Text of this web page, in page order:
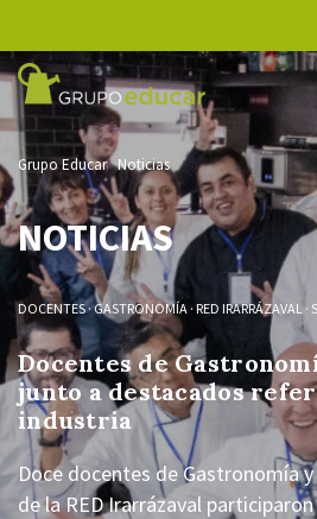
Grupo Educar Noticias
NOTICIAS
DOCENTES·GASTRONOMÍA · RED IRARRÁZAVAL·
Docentes de
junto a destacados
industria
Doce docentes de Gastronomía
de la RED Irarrázaval